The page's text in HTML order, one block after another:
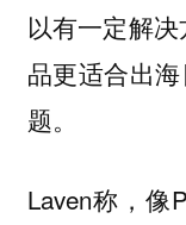
以有一定解
品更适合出
题。
Laven称，像